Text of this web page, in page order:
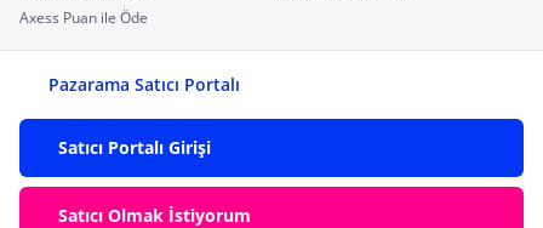
Axess Puan ile Öde
Pazarama Satıcı Portalı
Satıcı Portalı Girişi
Satıcı Olmak İstiyorum